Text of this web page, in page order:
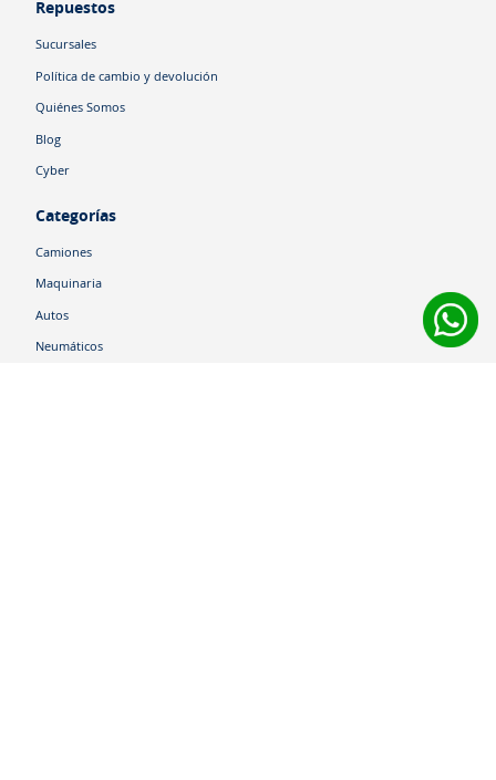
Repuestos
Sucursales
Política de cambio y devolución
Quiénes Somos
Blog
Cyber
Categorías
Camiones
Maquinaria
Autos
Neumáticos